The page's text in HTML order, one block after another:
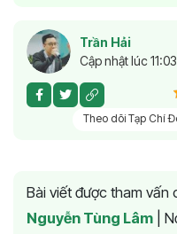
Trần Hải
Cập nhật lúc
Theo dõi Tạp Chí
Bài viết được tham vấn
Nguyễn Tùng Lâm